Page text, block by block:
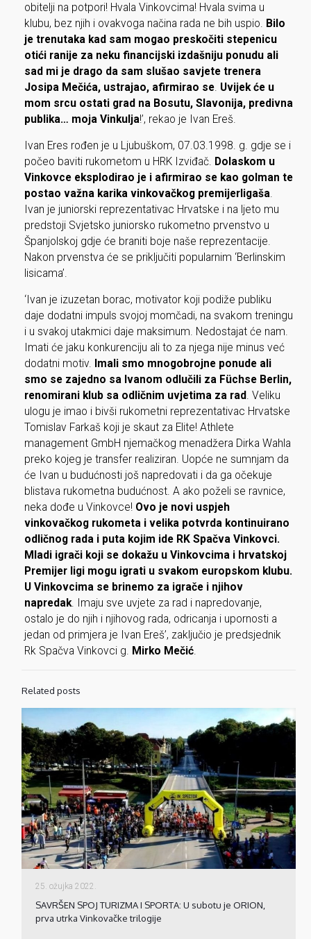
obitelji na potpori! Hvala Vinkovcima! Hvala svima u
klubu, bez njih i ovakvoga načina rada ne bih uspio.
Bilo
je trenutaka kad sam mogao preskočiti stepenicu
otići ranije za neku financijski izdašniju ponudu ali
sad mi je drago da sam slušao savjete trenera
Josipa Mečića, ustrajao, afirmirao se. Uvijek će u
mom srcu ostati grad na Bosutu, Slavonija, predivna
publika… moja Vinkulja!’, rekao je Ivan Ereš.
Ivan Eres rođen je u Ljubuškom, 07.03.1998. g. gdje se i
počeo baviti rukometom u HRK Izviđač.
Dolaskom u
Vinkovce eksplodirao je i afirmirao se kao golman te
postao važna karika vinkovačkog premijerligaša
Ivan je juniorski reprezentativac Hrvatske i na ljeto mu
predstoji Svjetsko juniorsko rukometno prvenstvo u
Španjolskoj gdje će braniti boje naše reprezentacije.
Nakon prvenstva će se priključiti popularnim ‘Berlinskim
lisicama’.
‘Ivan je izuzetan borac, motivator koji podiže publiku
daje dodatni impuls svojoj momčadi, na svakom treningu
i u svakoj utakmici daje maksimum. Nedostajat će nam.
Imati će jaku konkurenciju ali to za njega nije minus već
dodatni motiv.
Imali smo mnogobrojne ponude ali
smo se zajedno sa Ivanom odlučili za Füchse Berlin,
renomirani klub sa odličnim uvjetima za rad
. Veliku
ulogu je imao i bivši rukometni reprezentativac Hrvatske
Tomislav Farkaš koji je skaut za Elite! Athlete
management GmbH njemačkog menadžera Dirka Wahla
preko kojeg je transfer realiziran. Uopće ne sumnjam da
će Ivan u budućnosti još napredovati i da ga očekuje
blistava rukometna budućnost. A ako poželi se ravnice,
neka dođe u Vinkovce! Ovo je novi uspjeh
vinkovačkog rukometa i velika potvrda kontinuirano
odličnog rada i puta kojim ide RK Spačva Vinkovci.
Mladi igrači koji se dokažu u Vinkovcima i hrvatskoj
Premijer ligi mogu igrati u svakom europskom klubu.
U Vinkovcima se brinemo za igrače i njihov
napredak. Imaju sve uvjete za rad i napredovanje,
ostalo je do njih i njihovog rada, odricanja i upornosti a
jedan od primjera je Ivan Ereš’, zaključio je predsjednik
Rk Spačva Vinkovci g.
Mirko Mečić.
Related posts
25. ožujka 2022.
SAVRŠEN SPOJ TURIZMA I SPORTA: U subotu je ORION,
prva utrka Vinkovačke trilogije